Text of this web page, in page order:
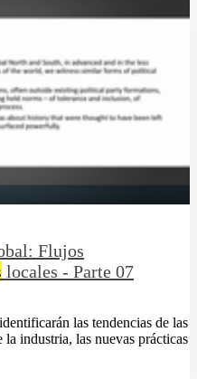
Flujos
locales - Parte 07
las tendencias de las
industria, las nuevas prácticas